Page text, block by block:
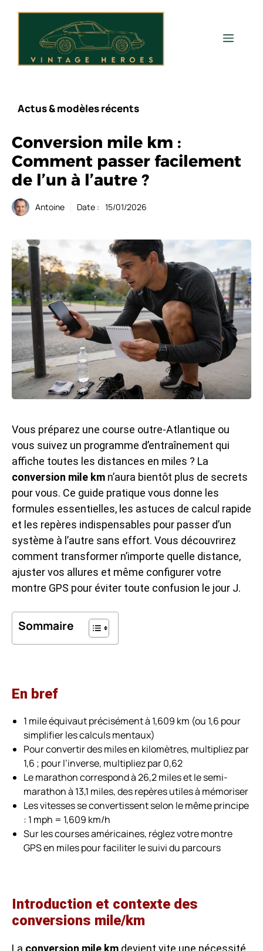
Menu
Actus & modèles récents
Conversion mile km :
Comment passer facilement
de l’un à l’autre ?
Antoine Date : 15/01/2026
Vous préparez une course outre-Atlantique ou
vous suivez un programme d’entraînement qui
affiche toutes les distances en miles ? La
conversion mile km n’aura bientôt plus de secrets
pour vous. Ce guide pratique vous donne les
formules essentielles, les astuces de calcul rapide
et les repères indispensables pour passer d’un
système à l’autre sans effort. Vous découvrirez
comment transformer n’importe quelle distance,
ajuster vos allures et même configurer votre
montre GPS pour éviter toute confusion le jour J.
Sommaire
En bref
1 mile équivaut précisément à 1,609 km (ou 1,6 pour
simplifier les calculs mentaux)
Pour convertir des miles en kilomètres, multipliez par
1,6 ; pour l’inverse, multipliez par 0,62
Le marathon correspond à 26,2 miles et le semi-
marathon à 13,1 miles, des repères utiles à mémoriser
Les vitesses se convertissent selon le même principe
: 1 mph = 1,609 km/h
Sur les courses américaines, réglez votre montre
GPS en miles pour faciliter le suivi du parcours
Introduction et contexte des
conversions mile/km
La conversion mile km devient vite une nécessité